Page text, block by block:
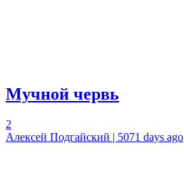
Мучной червь
2
Алексей Подгайский | 5071 days ago